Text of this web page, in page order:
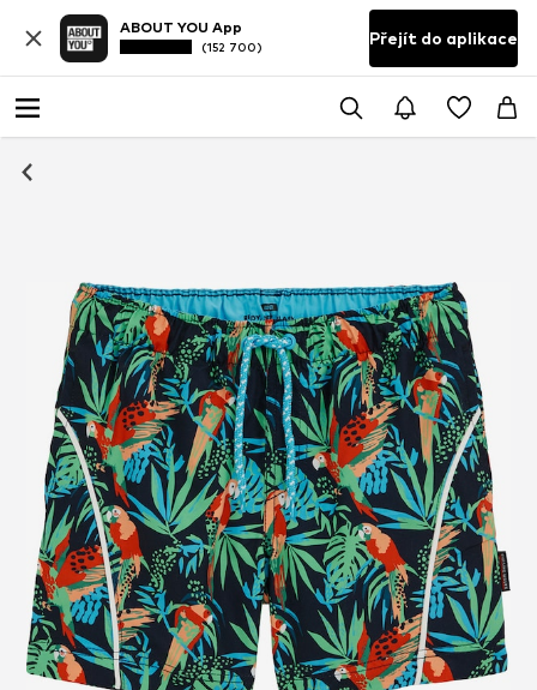
ABOUT YOU App
(152 700) Přejít do aplikace